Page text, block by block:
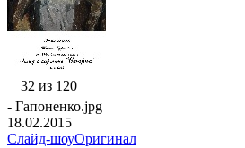
32 из 120
- Гапоненко.jpg
18.02.2015
Слайд-шоуОригинал